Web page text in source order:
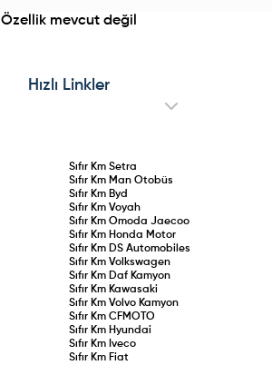
Özellik mevcut değil
Hızlı Linkler
Sıfır Km Setra
Sıfır Km Man Otobüs
Sıfır Km Byd
Sıfır Km Voyah
Sıfır Km Omoda Jaecoo
Sıfır Km Honda Motor
Sıfır Km DS Automobiles
Sıfır Km Volkswagen
Sıfır Km Daf Kamyon
Sıfır Km Kawasaki
Sıfır Km Volvo Kamyon
Sıfır Km CFMOTO
Sıfır Km Hyundai
Sıfır Km Iveco
Sıfır Km Fiat